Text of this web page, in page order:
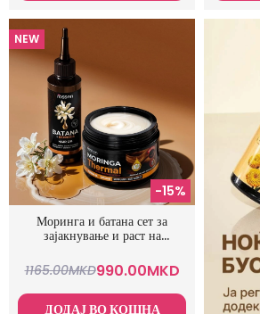
NEW
-15%
Моринга и батана сет за
зајакнување и раст на
1165.00MKD990.00MKD
ДОДАЈ ВО КОШНА